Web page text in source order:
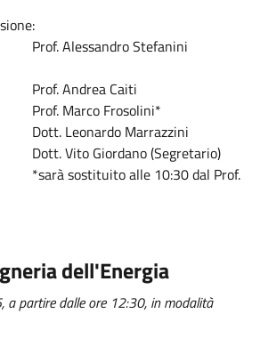
Stefanini
Caiti
Frosolini*
Marrazzini
(Segretario)
alle 10:30 dal Prof.
dell'Energia
a partire dalle ore 12:30, in modalità